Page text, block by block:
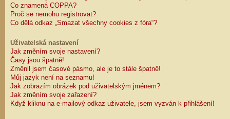
Co znamená COPPA?
Proč se nemohu registrovat?
Co dělá odkaz „Smazat všechny cookies z fóra“?
Uživatelská nastavení
Jak změním svoje nastavení?
Časy jsou špatně!
Změnil jsem časové pásmo, ale je to stále špatně!
Můj jazyk není na seznamu!
Jak zobrazím obrázek pod uživatelským jménem?
Jak změním svoje zařazení?
Když kliknu na e-mailový odkaz uživatele, jsem vyzván k přihlášení!